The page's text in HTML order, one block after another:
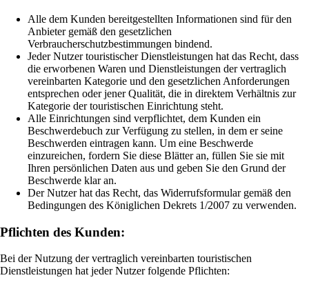
Alle dem Kunden bereitgestellten Informationen sind für den
Anbieter gemäß den gesetzlichen
Verbraucherschutzbestimmungen bindend.
Jeder Nutzer touristischer Dienstleistungen hat das Recht, dass
die erworbenen Waren und Dienstleistungen der vertraglich
vereinbarten Kategorie und den gesetzlichen Anforderungen
entsprechen oder jener Qualität, die in direktem Verhältnis zur
Kategorie der touristischen Einrichtung steht.
Alle Einrichtungen sind verpflichtet, dem Kunden ein
Beschwerdebuch zur Verfügung zu stellen, in dem er seine
Beschwerden eintragen kann. Um eine Beschwerde
einzureichen, fordern Sie diese Blätter an, füllen Sie sie mit
Ihren persönlichen Daten aus und geben Sie den Grund der
Beschwerde klar an.
Der Nutzer hat das Recht, das Widerrufsformular gemäß den
Bedingungen des Königlichen Dekrets 1/2007 zu verwenden.
Pflichten des Kunden:
Bei der Nutzung der vertraglich vereinbarten touristischen
Dienstleistungen hat jeder Nutzer folgende Pflichten: